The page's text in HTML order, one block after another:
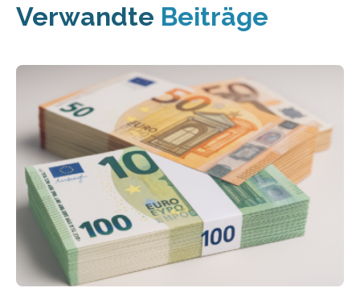
Verwandte Beiträge